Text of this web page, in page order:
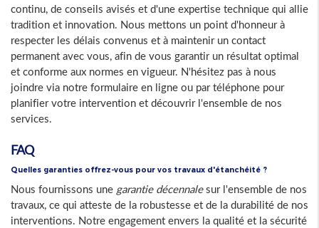
continu, de conseils avisés et d'une expertise technique qui allie
tradition et innovation. Nous mettons un point d'honneur à
respecter les délais convenus et à maintenir un contact
permanent avec vous, afin de vous garantir un résultat optimal
et conforme aux normes en vigueur. N'hésitez pas à nous
joindre via notre formulaire en ligne ou par téléphone pour
planifier votre intervention et découvrir l'ensemble de nos
services.
FAQ
Quelles garanties offrez-vous pour vos travaux d'étanchéité ?
Nous fournissons une garantie décennalesur l'ensemble de nos
travaux, ce qui atteste de la robustesse et de la durabilité de nos
interventions. Notre engagement envers la qualité et la sécurité